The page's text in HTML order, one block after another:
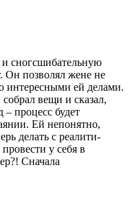
сногсшибательную
Он позволял жене не
интересными ей делами.
вещи и сказал,
– процесс будет
Ей непонятно,
делать с реалити-
у себя в
Сначала